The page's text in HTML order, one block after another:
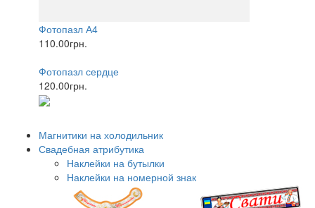
Фотопазл А4
110.00грн.
Фотопазл сердце
120.00грн.
Магнитики на холодильник
Свадебная атрибутика
Наклейки на бутылки
Наклейки на номерной знак